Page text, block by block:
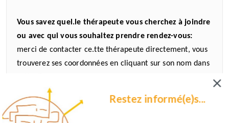
Vous savez quel.le thérapeute vous cherchez à joindre
ou avec qui vous souhaitez prendre rendez-vous:
merci de contacter ce.tte thérapeute directement, vous
trouverez ses coordonnées en cliquant sur son nom dans
Vous recherchez un thérapeute disponible pour une
approche ou une problématique spécifique :
Restez informé(e)s...